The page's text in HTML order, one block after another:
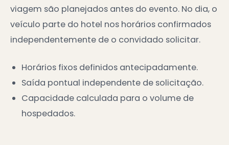
viagem são planejados antes do evento. No dia, o
veículo parte do hotel nos horários confirmados
independentemente de o convidado solicitar.
Horários fixos definidos antecipadamente.
Saída pontual independente de solicitação.
Capacidade calculada para o volume de
hospedados.